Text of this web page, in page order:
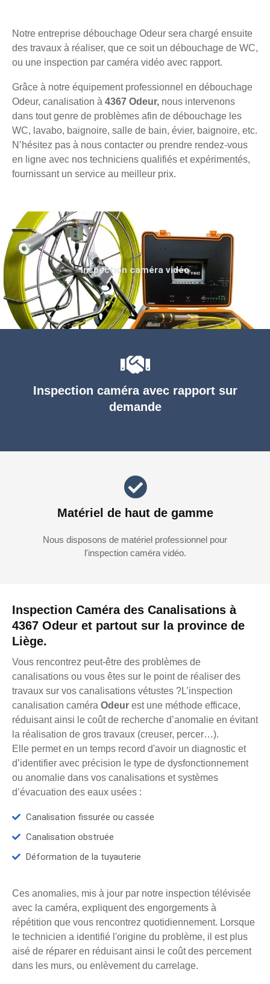
Notre entreprise débouchage Odeur sera chargé ensuite
des travaux à réaliser, que ce soit un débouchage de WC,
ou une inspection par caméra vidéo avec rapport.
Grâce à notre équipement professionnel en débouchage
Odeur, canalisation à 4367 Odeur, nous intervenons
dans tout genre de problèmes afin de débouchage les
WC, lavabo, baignoire, salle de bain, évier, baignoire, etc.
N’hésitez pas à nous contacter ou prendre rendez-vous
en ligne avec nos techniciens qualifiés et expérimentés,
fournissant un service au meilleur prix.
Inspection Caméra des Canalisations à
4367 Odeur et partout sur la province de
Liège.
Vous rencontrez peut-être des problèmes de
canalisations ou vous êtes sur le point de réaliser des
travaux sur vos canalisations vétustes ?L’inspection
canalisation caméra Odeur est une méthode efficace,
réduisant ainsi le coût de recherche d’anomalie en évitant
la réalisation de gros travaux (creuser, percer…).
Elle permet en un temps record d'avoir un diagnostic et
d’identifier avec précision le type de dysfonctionnement
ou anomalie dans vos canalisations et systèmes
d’évacuation des eaux usées :
Canalisation fissurée ou cassée
Canalisation obstruée
Déformation de la tuyauterie
Ces anomalies, mis à jour par notre inspection télévisée
avec la caméra, expliquent des engorgements à
répétition que vous rencontrez quotidiennement. Lorsque
le technicien a identifié l'origine du problème, il est plus
aisé de réparer en réduisant ainsi le coût des percement
dans les murs, ou enlèvement du carrelage.
Inspection caméra avec rapport sur
demande
Matériel de haut de gamme
Nous disposons de matériel professionnel pour
l'inspection caméra vidéo.
Inspection caméra vidéo